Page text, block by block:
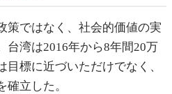
策ではなく、社会的価値の実
台湾は2016年から8年間20万
目標に近づいただけでなく、
立した。